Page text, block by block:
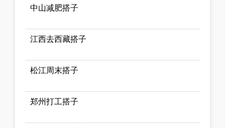
中山减肥搭子
江西去西藏搭子
松江周末搭子
郑州打工搭子